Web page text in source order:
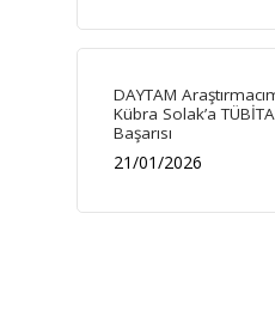
DAYTAM
Kübra Solak’a
Başarısı
21/01/2026